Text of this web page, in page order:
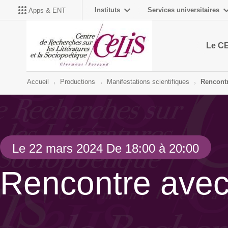
Apps & ENT Instituts Services universitaires
Le
Accueil Productions Manifestations scientifiques
Le 22 mars 2024 De 18:00 à 20:00
Rencontre